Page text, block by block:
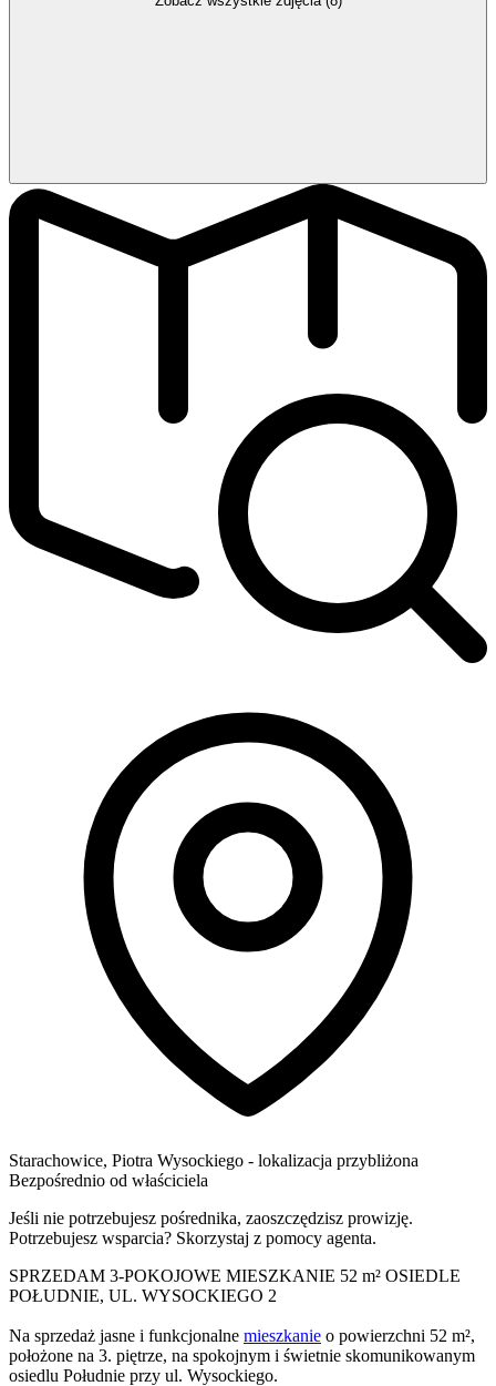
Starachowice, Piotra Wysockiego - lokalizacja przybliżona
Bezpośrednio od właściciela
Jeśli nie potrzebujesz pośrednika, zaoszczędzisz prowizję.
Potrzebujesz wsparcia? Skorzystaj z pomocy agenta.
SPRZEDAM 3-POKOJOWE MIESZKANIE 52 m² OSIEDLE
POŁUDNIE, UL. WYSOCKIEGO 2
Na sprzedaż jasne i funkcjonalne mieszkanie o powierzchni 52 m²,
położone na 3. piętrze, na spokojnym i świetnie skomunikowanym
osiedlu Południe przy ul. Wysockiego.